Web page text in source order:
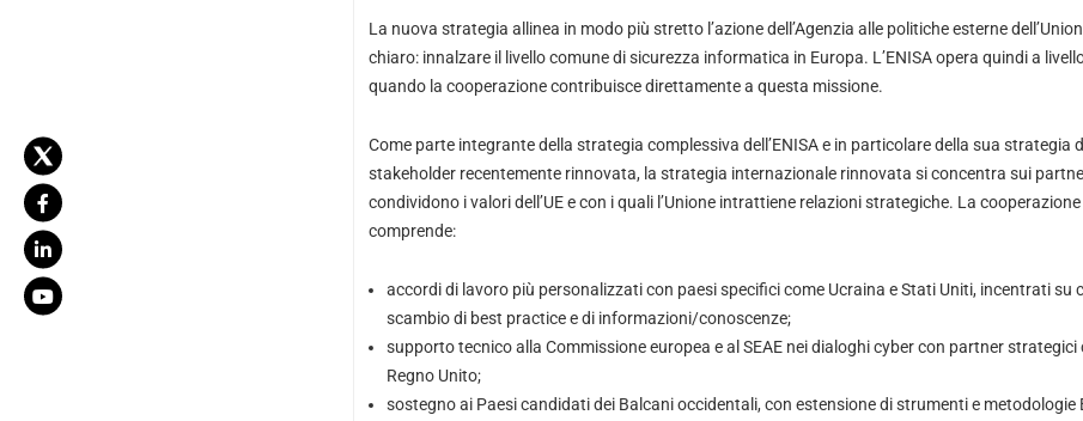
La nuova strategia allinea in modo più stretto l’azione dell’Agenzia alle politiche esterne
chiaro: innalzare il livello comune di sicurezza informatica in Europa. L’ENISA opera quindi a
quando la cooperazione contribuisce direttamente a questa missione.
Come parte integrante della strategia complessiva dell’ENISA e in particolare della sua strategia
stakeholder recentemente rinnovata, la strategia internazionale rinnovata si concentra sui
condividono i valori dell’UE e con i quali l’Unione intrattiene relazioni strategiche. La
comprende:
accordi di lavoro più personalizzati con paesi specifici come Ucraina e Stati Uniti, incentrati su
scambio di best practice e di informazioni/conoscenze;
supporto tecnico alla Commissione europea e al SEAE nei dialoghi cyber con partner strategici
Regno Unito;
sostegno ai Paesi candidati dei Balcani occidentali, con estensione di strumenti e metodologie